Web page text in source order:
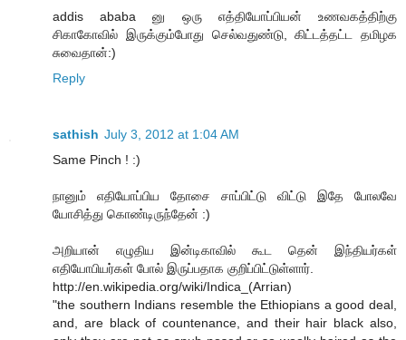
addis ababa னு ஒரு எத்தியோப்பியன் உணவகத்திற்கு
சிகாகோவில் இருக்கும்போது செல்வதுண்டு, கிட்டத்தட்ட தமிழக
சுவைதான்:)
Reply
sathish July 3, 2012 at 1:04 AM
Same Pinch ! :)
நானும் எதியோப்பிய தோசை சாப்பிட்டு விட்டு இதே போலவே
யோசித்து கொண்டிருந்தேன் :)
அறியான் எழுதிய இன்டிகாவில் கூட தென் இந்தியர்கள்
எதியோபியர்கள் போல் இருப்பதாக குறிப்பிட்டுள்ளார்.
http://en.wikipedia.org/wiki/Indica_(Arrian)
"the southern Indians resemble the Ethiopians a good deal,
and, are black of countenance, and their hair black also,